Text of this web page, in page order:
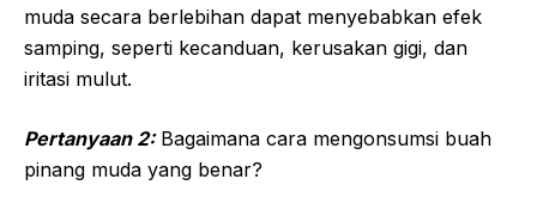
muda secara berlebihan dapat menyebabkan efek
samping, seperti kecanduan, kerusakan gigi, dan
iritasi mulut.
Pertanyaan 2:Bagaimana cara mengonsumsi buah
pinang muda yang benar?